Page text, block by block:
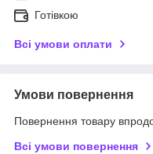
Готівкою
Всі умови оплати
Умови повернення
Повернення товару
Всі умови повернення